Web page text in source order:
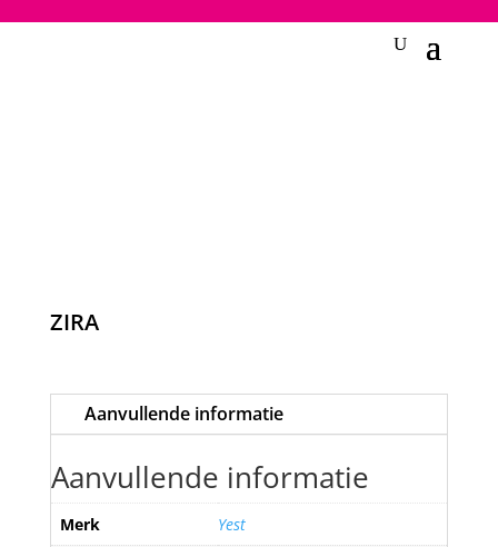
ZIRA
Aanvullende informatie
Aanvullende informatie
Merk
Yest